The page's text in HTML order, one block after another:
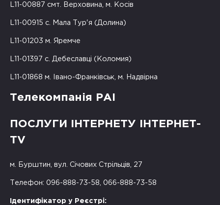
L11-00887 смт. Верховина, м. Косів
L11-00915 с. Мала Тур'я (Долина)
L11-01203 м. Яремче
L11-01397 с. Дебеславці (Коломия)
L11-01868 м. Івано-Франківськ, м. Надвірна
Телекомпанія РАІ
ПОСЛУГИ ІНТЕРНЕТУ ІНТЕРНЕТ-
TV
м. Бурштин, вул. Січових Стрільців, 27
Телефон: 096-888-73-58, 066-888-73-58
Ідентифікатор у Реєстрі: